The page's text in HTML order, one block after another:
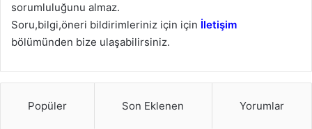
sorumluluğunu almaz.
Soru,bilgi,öneri bildirimleriniz için için İletişim
bölümünden bize ulaşabilirsiniz.
Popüler Son Eklenen Yorumlar